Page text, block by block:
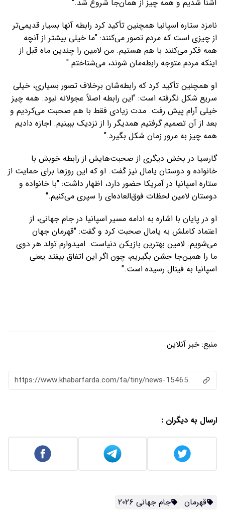
آشنا شدیم و همه چیز از همان‌جا شروع شد."
نامزد ستاره اسپانیا همچنین تأکید کرد رابطه آنها بسیار قدیمی‌تر
از چیزی است که مردم تصور می‌کنند: "ما خیلی بیشتر از آنچه
همه فکر می‌کنند با هم هستیم. من لامین را چندین ماه قبل از
اینکه مردم متوجه رابطه‌مان شوند، می‌شناختم."
او همچنین تأکید کرد که رابطه‌شان برخلاف تصور بسیاری، خیلی
سریع شکل نگرفته است: "این رابطه اصلاً عجولانه نبود. همه چیز
خیلی آرام پیش رفت. مدت زیادی فقط با هم صحبت می‌کردیم و
بعد از آن تصمیم گرفتیم همدیگر را از نزدیک ببینیم. اجازه دادیم
همه چیز به مرور زمان شکل بگیرد."
گارسیا در بخش دیگری از صحبت‌هایش از رابطه خوبش با
خانواده و دوستان یامال نیز گفت. او که این روزها برای حمایت از
ستاره اسپانیا در آمریکا حضور دارد، اظهار داشت: "با خانواده و
دوستان لامین لحظات فوق‌العاده‌ای را سپری می‌کنیم."
او در پایان با اشاره به ادامه مسیر اسپانیا در جام جهانی، از
اعتماد کاملش به یامال صحبت کرد و گفت: "قهرمان جهان
می‌شویم. لامین بهترین بازیکن دنیاست. امیدوارم تولد هر دوی
ما را همین‌جا جشن بگیریم، چون اگر این اتفاق بیفتد یعنی
اسپانیا به فینال رسیده است."
منبع: خبر آنلاین
https://www.khabarfarda.com/fa/tiny/news-15465
ارسال به دیگران :
قهرمان جام جهانی ۲۰۲۶